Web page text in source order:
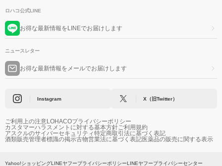
ロハコ公式LINE
お得な最新情報をLINEでお届けします
ニュースレター
お得な最新情報をメールでお届けします
Instagram X（旧Twitter）
ご利用上の注意LOHACOプライバシーポリシー
カスタマーハラスメントに対する基本方針ご利用規約
アスクルのサイバーセキュリティ特定商取引法に基づく表記
酒類販売管理者標識の掲示古物営業法に基づく表記医薬品の販売に関する表示
Yahoo!ショッピングLINEヤフープライバシーポリシーLINEヤフープライバシーセンター